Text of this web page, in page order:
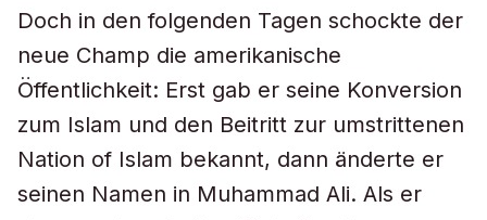
Doch in den folgenden Tagen schockte der
neue Champ die amerikanische
Öffentlichkeit: Erst gab er seine Konversion
zum Islam und den Beitritt zur umstrittenen
Nation of Islam bekannt, dann änderte er
seinen Namen in Muhammad Ali. Als er